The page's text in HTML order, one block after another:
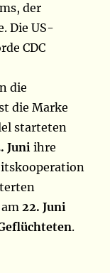
der
Die US-
CDC
die
die Marke
starteten
Juni ihre
am22. Juni
.